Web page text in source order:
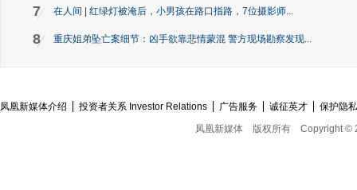
7 在人间 | 红绿灯被淹后，小男孩在路口指路，7位摄影师...
8 重庆姐弟坠亡案细节：凶手欲靠悲情蒙混 警方现场勘察发现...
凤凰新媒体介绍 投资者关系 Investor Relations 广告服务 诚征英才
保护隐
凤凰新媒体
版权所有 Copyright ©